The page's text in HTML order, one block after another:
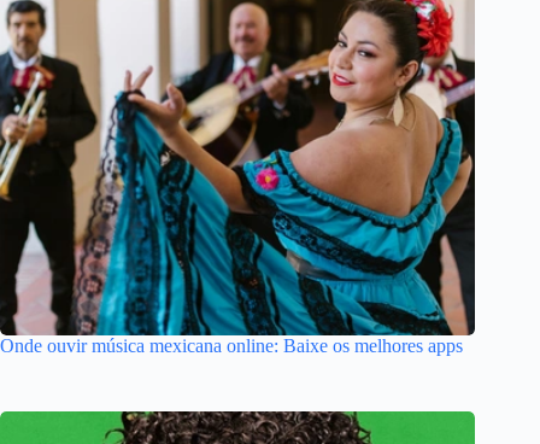
Onde ouvir música mexicana online: Baixe os melhores apps